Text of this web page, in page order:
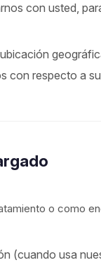
con usted,
con respecto a
o como
(cuando usa